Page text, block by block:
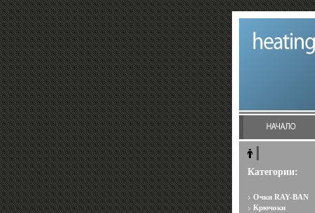
Категории:
Очки RAY-BAN
Крючоки